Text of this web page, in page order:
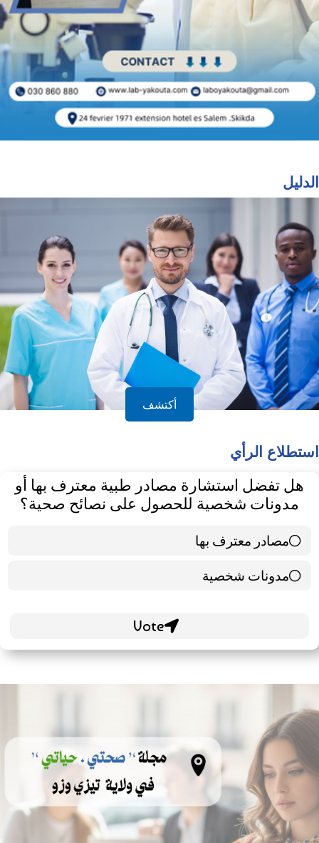
الدليل
أكتشف
استطلاع الرأي
هل تفضل استشارة مصادر طبية معترف بها أو
مدونات شخصية للحصول على نصائح صحية؟
مصادر معترف بها
39 ( 65 % )
مدونات شخصية
21 ( 35 % )